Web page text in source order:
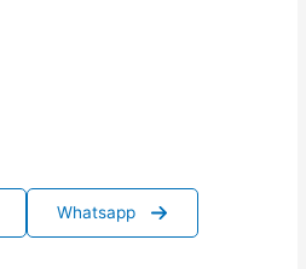
Whatsapp